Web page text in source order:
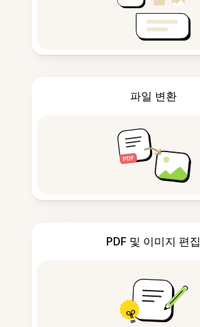
파일 변환
PDF 및 이미지 편집